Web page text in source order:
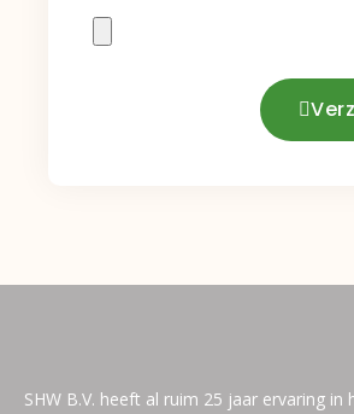
SHW B.V. heeft al ruim 25 jaar ervaring in